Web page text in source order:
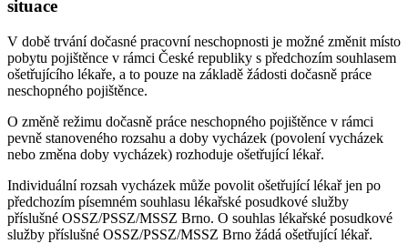
situace
V době trvání dočasné pracovní neschopnosti je možné změnit místo
pobytu pojištěnce v rámci České republiky s předchozím souhlasem
ošetřujícího lékaře, a to pouze na základě žádosti dočasně práce
neschopného pojištěnce.
O změně režimu dočasně práce neschopného pojištěnce v rámci
pevně stanoveného rozsahu a doby vycházek (povolení vycházek
nebo změna doby vycházek) rozhoduje ošetřující lékař.
Individuální rozsah vycházek může povolit ošetřující lékař jen po
předchozím písemném souhlasu lékařské posudkové služby
příslušné OSSZ/PSSZ/MSSZ Brno. O souhlas lékařské posudkové
služby příslušné OSSZ/PSSZ/MSSZ Brno žádá ošetřující lékař.